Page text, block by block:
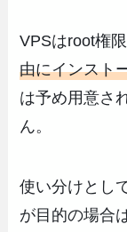
VPSはroot権
由にインスト
は予め用意さ
ん。
使い分けとし
が目的の場合